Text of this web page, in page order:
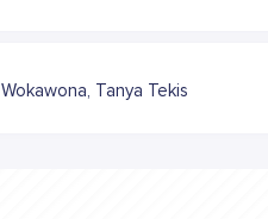
Wokawona, Tanya Tekis